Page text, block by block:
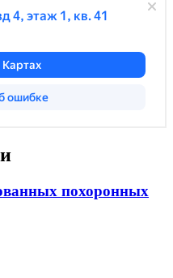
похоронных